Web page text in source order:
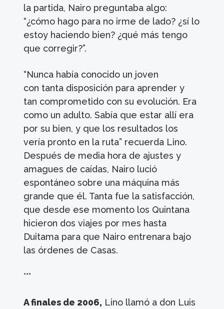
la partida, Nairo preguntaba algo:
“¿cómo hago para no irme de lado? ¿sí lo
estoy haciendo bien? ¿qué más tengo
que corregir?”.
“Nunca había conocido un joven
con tanta disposición para aprender y
tan comprometido con su evolución. Era
como un adulto. Sabía que estar allí era
por su bien, y que los resultados los
vería pronto en la ruta” recuerda Lino.
Después de media hora de ajustes y
amagues de caídas, Nairo lució
espontáneo sobre una máquina más
grande que él. Tanta fue la satisfacción,
que desde ese momento los Quintana
hicieron dos viajes por mes hasta
Duitama para que Nairo entrenara bajo
las órdenes de Casas.
***
A finales de 2006, Lino llamó a don Luis